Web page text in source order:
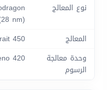
نوع المعالج
nm)
المعالج
450
وحدة معالجة
الرسوم
420